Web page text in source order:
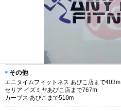
その他
エニタイムフィットネス あびこ店まで403m
セリア イズミヤあびこ店まで767m
カーブス あびこまで510m